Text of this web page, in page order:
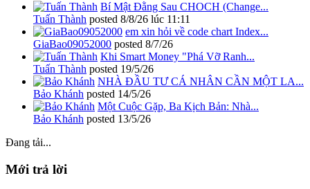
Bí Mật Đằng Sau CHOCH (Change...
Tuấn Thành posted 8/8/26 lúc 11:11
em xin hỏi về code chart Index...
GiaBao09052000 posted 8/7/26
Khi Smart Money "Phá Vỡ Ranh...
Tuấn Thành posted 19/5/26
NHÀ ĐẦU TƯ CÁ NHÂN CẦN MỘT LA...
Bảo Khánh posted 14/5/26
Một Cuộc Gặp, Ba Kịch Bản: Nhà...
Bảo Khánh posted 13/5/26
Đang tải...
Mới trả lời